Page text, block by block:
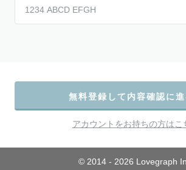
無料登録して内容確認に進
アカウントをお持ちの方はこ
© 2014 - 2026 Lovegraph